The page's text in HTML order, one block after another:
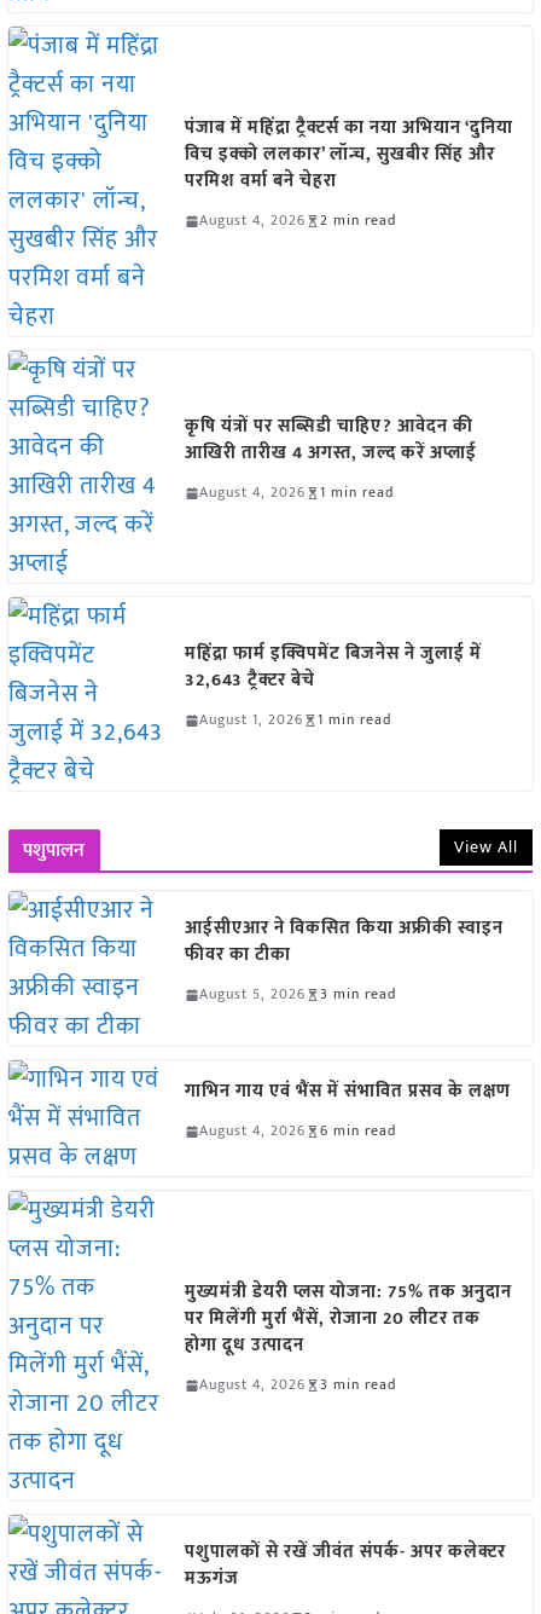
पंजाब में महिंद्रा ट्रैक्टर्स का नया अभियान ‘दुनिया
विच इक्को ललकार’ लॉन्च, सुखबीर सिंह और
परमिश वर्मा बने चेहरा
August 4, 2026 2 min read
कृषि यंत्रों पर सब्सिडी चाहिए? आवेदन की
आखिरी तारीख 4 अगस्त, जल्द करें अप्लाई
August 4, 2026 1 min read
महिंद्रा फार्म इक्विपमेंट बिजनेस ने जुलाई में
32,643 ट्रैक्टर बेचे
August 1, 2026 1 min read
पशुपालन View All
आईसीएआर ने विकसित किया अफ्रीकी स्वाइन
फीवर का टीका
August 5, 2026 3 min read
गाभिन गाय एवं भैंस में संभावित प्रसव के लक्षण
August 4, 2026 6 min read
मुख्यमंत्री डेयरी प्लस योजना: 75% तक अनुदान
पर मिलेंगी मुर्रा भैंसें, रोजाना 20 लीटर तक
होगा दूध उत्पादन
August 4, 2026 3 min read
पशुपालकों से रखें जीवंत संपर्क- अपर कलेक्टर
मऊगंज